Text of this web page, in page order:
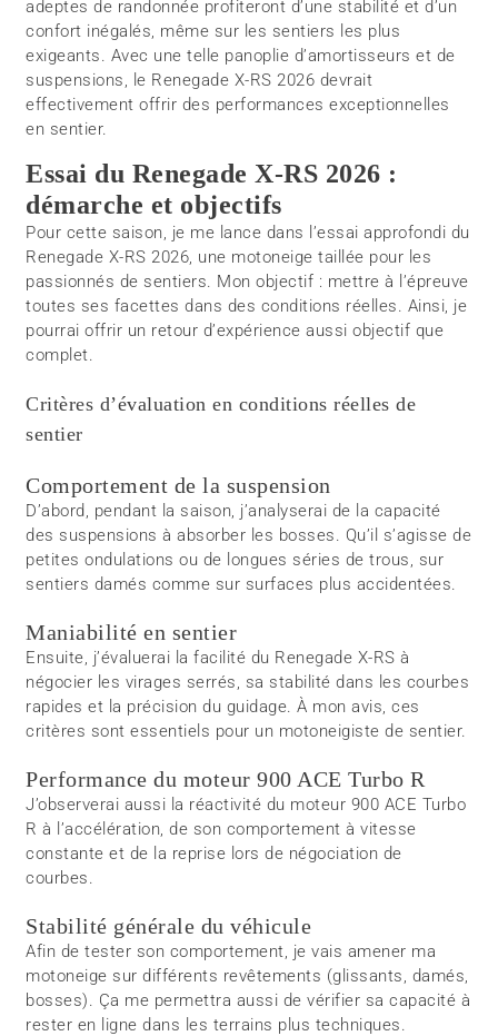
adeptes de randonnée profiteront d’une stabilité et d’un
confort inégalés, même sur les sentiers les plus
exigeants. Avec une telle panoplie d’amortisseurs et de
suspensions, le Renegade X-RS 2026 devrait
effectivement offrir des performances exceptionnelles
en sentier.
Essai du Renegade X-RS 2026 :
démarche et objectifs
Pour cette saison, je me lance dans l’essai approfondi du
Renegade X-RS 2026, une motoneige taillée pour les
passionnés de sentiers. Mon objectif : mettre à l’épreuve
toutes ses facettes dans des conditions réelles. Ainsi, je
pourrai offrir un retour d’expérience aussi objectif que
complet.
Critères d’évaluation en conditions réelles de
sentier
Comportement de la suspension
D’abord, pendant la saison, j’analyserai de la capacité
des suspensions à absorber les bosses. Qu’il s’agisse de
petites ondulations ou de longues séries de trous, sur
sentiers damés comme sur surfaces plus accidentées.
Maniabilité en sentier
Ensuite, j’évaluerai la facilité du Renegade X-RS à
négocier les virages serrés, sa stabilité dans les courbes
rapides et la précision du guidage. À mon avis, ces
critères sont essentiels pour un motoneigiste de sentier.
Performance du moteur 900 ACE Turbo R
J’observerai aussi la réactivité du moteur 900 ACE Turbo
R à l’accélération, de son comportement à vitesse
constante et de la reprise lors de négociation de
courbes.
Stabilité générale du véhicule
Afin de tester son comportement, je vais amener ma
motoneige sur différents revêtements (glissants, damés,
bosses). Ça me permettra aussi de vérifier sa capacité à
rester en ligne dans les terrains plus techniques.